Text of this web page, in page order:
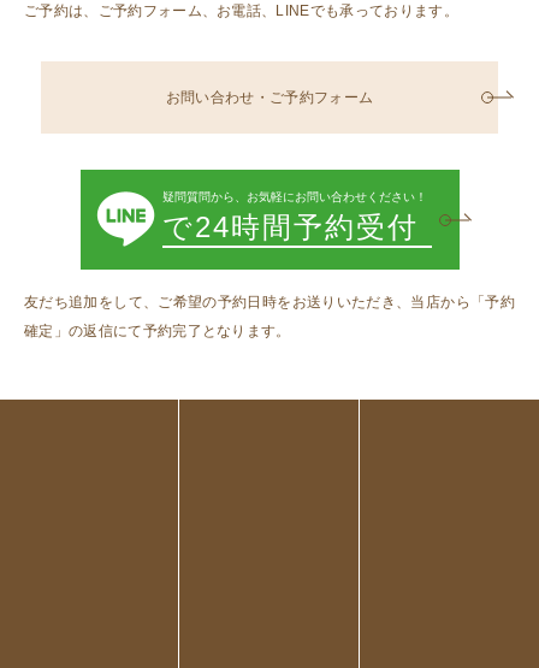
ご予約は、ご予約フォーム、お電話、LINEでも承っております。
お問い合わせ・ご予約フォーム
疑問質問から、お気軽にお問い合わせください！
で24時間予約受付
友だち追加をして、ご希望の予約日時をお送りいただき、当店から「予約
確定」の返信にて予約完了となります。